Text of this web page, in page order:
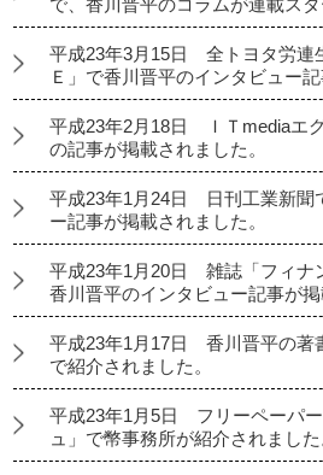
で、香川晋平のコラムが連載スタ
平成23年3月15日 全トヨタ労連
Ｅ」で香川晋平のインタビュー
平成23年2月18日 ＩＴmediaエ
の記事が掲載されました。
平成23年1月24日 日刊工業新聞
ー記事が掲載されました。
平成23年1月20日 雑誌「フィナ
香川晋平のインタビュー記事が掲
平成23年1月17日 香川晋平の著
で紹介されました。
平成23年1月5日 フリーペーパ
ュ」で幣事務所が紹介されました